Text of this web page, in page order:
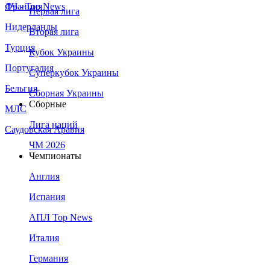
Франция
Нидерланды
Турция
Португалия
Бельгия
МЛС
Саудовская Аравия
ЛЧ - Top News
Первая лига
Вторая лига
Кубок Украины
Суперкубок Украины
Сборная Украины
Сборные
Лига наций
ЧМ 2026
Чемпионаты
Англия
Испания
АПЛ Top News
Италия
Германия